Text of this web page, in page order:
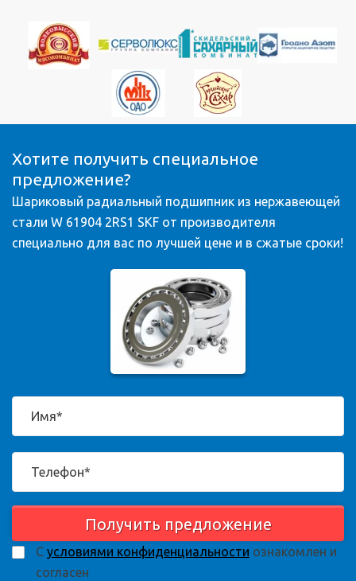
Хотите получить специальное
предложение?
Шариковый радиальный подшипник из нержавеющей
стали W 61904 2RS1 SKF от производителя
специально для вас по лучшей цене и в сжатые сроки!
Получить предложение
С условиями конфиденциальности ознакомлен и
согласен